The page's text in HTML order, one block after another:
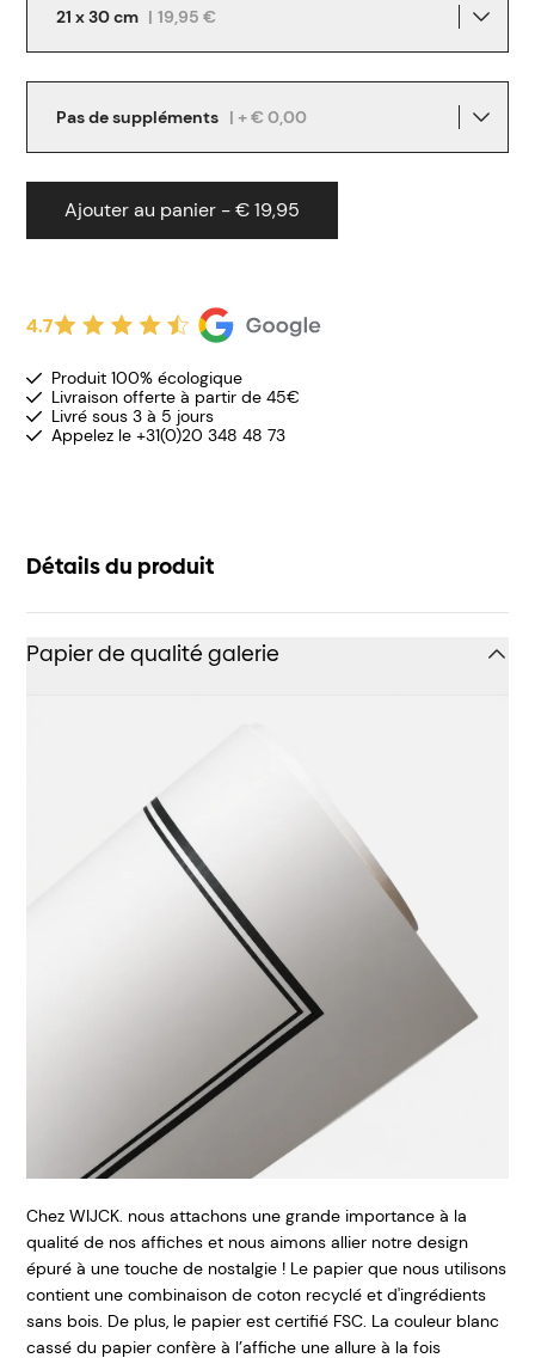
21 x 30 cm | 19,95 €
Pas de suppléments | + € 0,00
Ajouter au panier - € 19,95
4.7
Produit 100% écologique
Livraison offerte à partir de 45€
Livré sous 3 à 5 jours
Appelez le +31(0)20 348 48 73
Détails du produit
Papier de qualité galerie
Chez WIJCK. nous attachons une grande importance à la
qualité de nos affiches et nous aimons allier notre design
épuré à une touche de nostalgie ! Le papier que nous utilisons
contient une combinaison de coton recyclé et d'ingrédients
sans bois. De plus, le papier est certifié FSC. La couleur blanc
cassé du papier confère à l’affiche une allure à la fois